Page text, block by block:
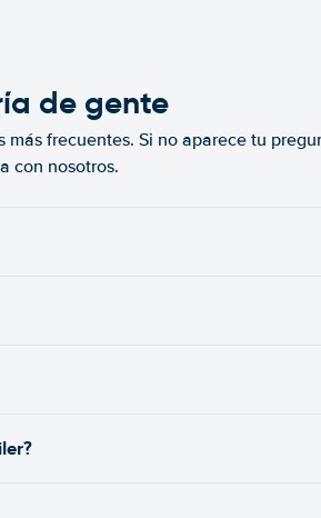
de gente
frecuentes. Si no aparece tu
con nosotros.